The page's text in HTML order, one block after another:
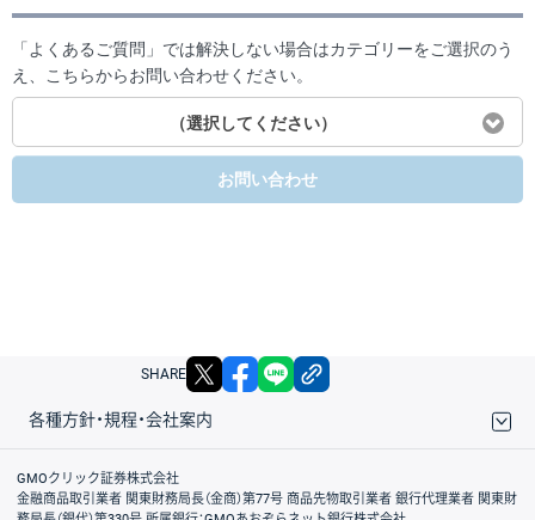
「よくあるご質問」では解決しない場合はカテゴリーをご選択のう
え、こちらからお問い合わせください。
（選択してください）
お問い合わせ
SHARE X facebook
各種方針・規程・会社案内
取引規程・約款
サイトマップ
その他のご案内
個人情報保護方針
最良執行方針
サイトのご利用について
ディスクレイマー
信託保全
リスク説明
会社案内
GMOクリック証券株式会社
金融商品取引業者 関東財務局長（金商）第77号 商品先物取引業者 銀行代理業者 関東財